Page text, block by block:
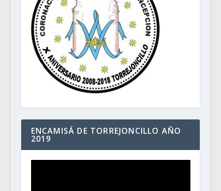
ENCAMISÁ DE TORREJONCILLO AÑO
2019